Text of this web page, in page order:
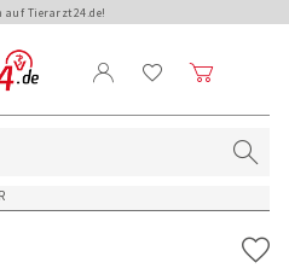
Tierarzt24.de!